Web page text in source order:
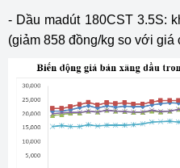
- Dầu madút 180CST 3.5S:
(giảm 858 đồng/kg so với giá